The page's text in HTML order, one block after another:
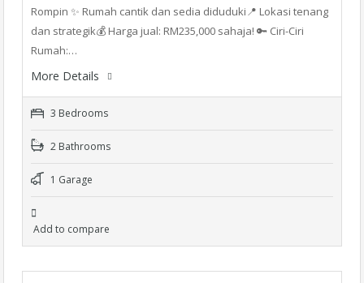
Rompin ✨ Rumah cantik dan sedia diduduki📍 Lokasi tenang
dan strategik💰 Harga jual: RM235,000 sahaja! 🔑 Ciri-Ciri
Rumah:…
More Details
3 Bedrooms
2 Bathrooms
1 Garage
Add to compare